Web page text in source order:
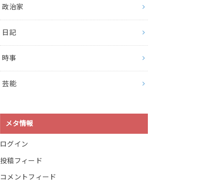
政治家
日記
時事
芸能
メタ情報
ログイン
投稿フィード
コメントフィード